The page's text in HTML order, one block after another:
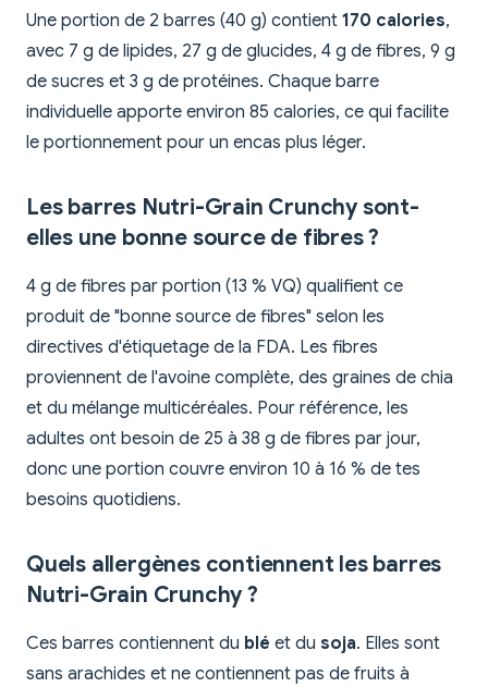
Une portion de 2 barres (40 g) contient 170 calories,
avec 7 g de lipides, 27 g de glucides, 4 g de fibres, 9 g
de sucres et 3 g de protéines. Chaque barre
individuelle apporte environ 85 calories, ce qui facilite
le portionnement pour un encas plus léger.
Les barres Nutri-Grain Crunchy sont-
elles une bonne source de fibres ?
4 g de fibres par portion (13 % VQ) qualifient ce
produit de "bonne source de fibres" selon les
directives d'étiquetage de la FDA. Les fibres
proviennent de l'avoine complète, des graines de chia
et du mélange multicéréales. Pour référence, les
adultes ont besoin de 25 à 38 g de fibres par jour,
donc une portion couvre environ 10 à 16 % de tes
besoins quotidiens.
Quels allergènes contiennent les barres
Nutri-Grain Crunchy ?
Ces barres contiennent du blé et du soja. Elles sont
sans arachides et ne contiennent pas de fruits à